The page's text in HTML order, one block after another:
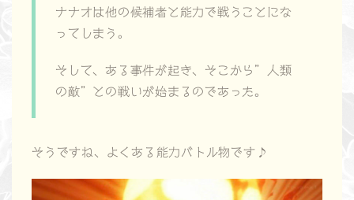
ナナオは他の候補者と能力で戦うことにな
ってしまう。
そして、ある事件が起き、そこから”人類
の敵”との戦いが始まるのであった。
そうですね、よくある能力バトル物です♪